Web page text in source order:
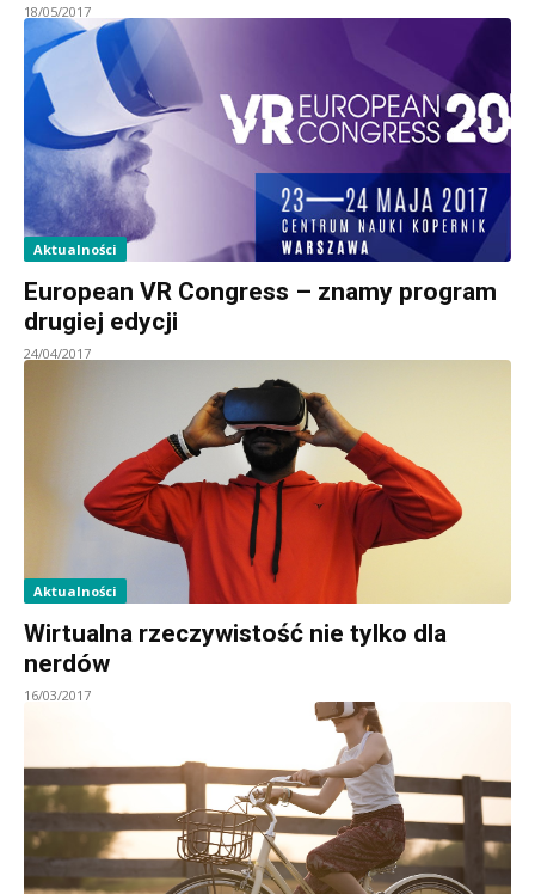
18/05/2017
Aktualności
European VR Congress – znamy program
drugiej edycji
24/04/2017
Aktualności
Wirtualna rzeczywistość nie tylko dla
nerdów
16/03/2017